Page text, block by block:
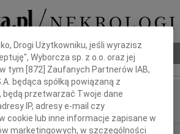
Poradnik pogrzebowy
Kwaśniewski
Drogi Użytkowniku, jeśli wyrazisz
Wyborcza sp. z o.o. oraz jej
tym [872 ] Zaufanych Partnerów IAB,
będąca spółką powiązaną z
będą przetwarzać Twoje dane
IP, adresy e-mail czy
cookie lub inne informacje zapisane w
marketingowych, w szczególności